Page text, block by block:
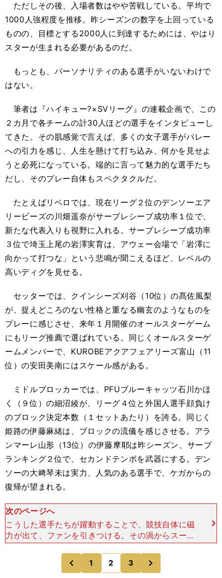
ただしその後、入場者数はやや苦戦している。平均で
1000人強程度を推移。昨シーズンの数字を上回っている
ものの、目標とする2000人に到達するためには、やはり
スターが生まれる必要があるのだ。
もっとも、パーソナリティのある選手がいないわけで
はない。
筆者は『ハイキュー?×SVリーグ』の連載企画で、この
２カ月で各チームの計30人ほどの選手をインタビューし
てきた。その肌感覚で言えば、多くの女子選手がバレー
への引力を感じ、人生を懸けて打ち込み、何かを見せよ
うと必死になっている。端的に言って魅力的な選手たち
だし、そのプレー自体もスペクタクルだ。
たとえばリベロでは、現在リーグ２位のデンソーエア
リービーズの川畑遥奈がサーブレシーブ成功率１位で、
新たな代表入りも視野に入れる。サーブレシーブ成功率
３位で埼玉上尾の岩澤実育は、アウェー会場で「岩澤に
向かって打つな」という悲鳴が聞こえるほど、レベルの
高いディグを見せる。
セッターでは、クインシーズ刈谷（10位）の髙佐風梨
が、捉えどころのない性格と重なる幽玄のようなものを
プレーに感じさせ、来年１月開催のオールスターゲーム
にもリーグ推薦で選ばれている。同じくオールスターゲ
ームメンバーで、KUROBEアクアフェアリーズ富山（11
位）の安田美南にはスケール感がある。
ミドルブロッカーでは、PFUブルーキャッツ石川かほ
く（９位）の細沼綾が、リーグ４位と外国人選手顔負け
のブロック決定本数（１セットあたり）を誇る。同じく
姫路の伊藤麻緒は、ブロックの流儀を感じさせる。アラ
ンマーレ山形（13位）の伊藤摩耶は昨シーズン、サーブ
ランキング２位で、セカンドテンポを武器にする。デン
ソーの大﨑琴未は実力、人気のある選手で、ケガからの
復帰が望まれる。
次のページへ
こうした選手たちが躍動することで、競技自体に磁
力が出て、ファンを引きつける。その渦からスーパ
ースターが出現する。繰り返すが、今はそのせめぎ
合いの時期だ。 リーグの３分の１程度を消化した
段階で、トップ
前
のページへ
1 2 3